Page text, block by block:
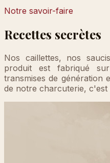
Notre savoir-faire
Recettes secrètes
Nos caillettes, nos
produit est fabriqué
transmises de génération
de notre charcuterie, c'est